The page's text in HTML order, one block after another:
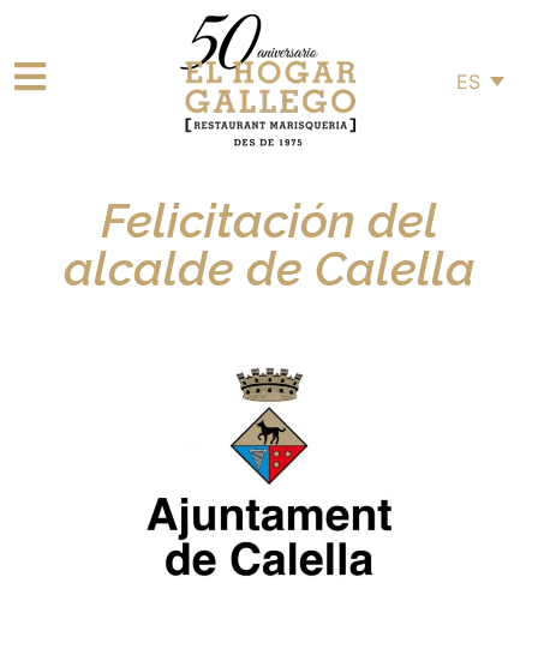
ES
Felicitación del
alcalde de Calella